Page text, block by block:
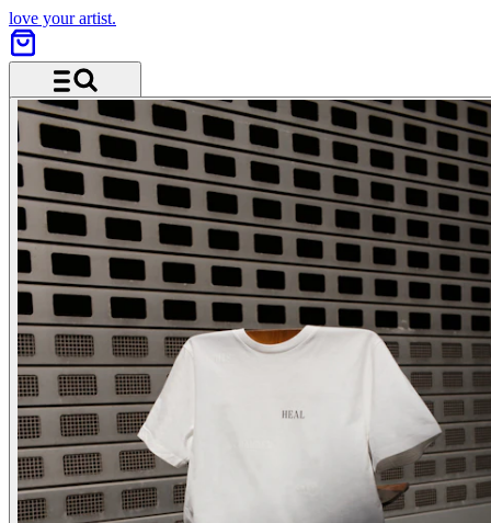
love your artist.
Menü und Suche